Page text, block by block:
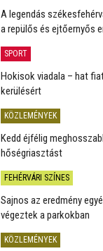
A legendás
a repülős és ejtőernyős
SPORT
Hokisok viadala – hat
kerülésért
KÖZLEMÉNYEK
Kedd éjfélig
hőségriasztást
FEHÉRVÁRI SZÍNES
Sajnos az eredmény
végeztek a parkokban
KÖZLEMÉNYEK